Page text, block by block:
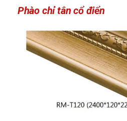
Phào chỉ tân cổ điển